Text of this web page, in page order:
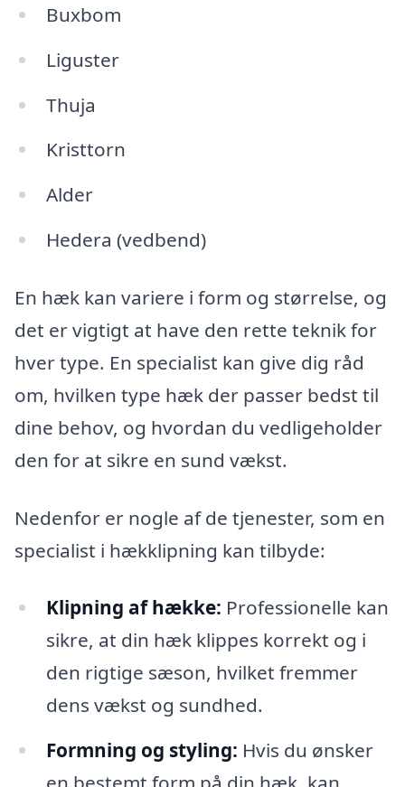
Buxbom
Liguster
Thuja
Kristtorn
Alder
Hedera (vedbend)
En hæk kan variere i form og størrelse, og
det er vigtigt at have den rette teknik for
hver type. En specialist kan give dig råd
om, hvilken type hæk der passer bedst til
dine behov, og hvordan du vedligeholder
den for at sikre en sund vækst.
Nedenfor er nogle af de tjenester, som en
specialist i hækklipning kan tilbyde:
Klipning af hække: Professionelle kan
sikre, at din hæk klippes korrekt og i
den rigtige sæson, hvilket fremmer
dens vækst og sundhed.
Formning og styling: Hvis du ønsker